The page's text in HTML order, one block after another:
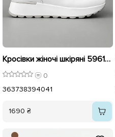
Кросівки жіночі шкіряні 596135 Білі
0
363738394041
1690 ₴